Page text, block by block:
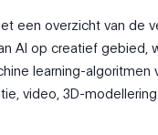
een overzicht van de
AI op creatief gebied,
learning-algoritmen
video, 3D-